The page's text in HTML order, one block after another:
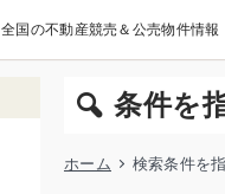
全国の不動産競売＆公売物件情報
条件を
ホーム 検索条件を